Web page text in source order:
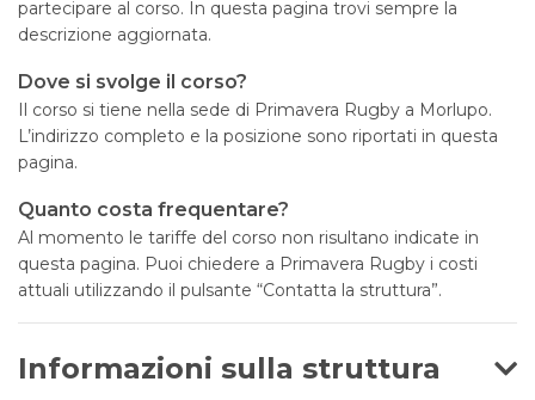
partecipare al corso. In questa pagina trovi sempre la
descrizione aggiornata.
Dove si svolge il corso?
Il corso si tiene nella sede di Primavera Rugby a Morlupo.
L’indirizzo completo e la posizione sono riportati in questa
pagina.
Quanto costa frequentare?
Al momento le tariffe del corso non risultano indicate in
questa pagina. Puoi chiedere a Primavera Rugby i costi
attuali utilizzando il pulsante “Contatta la struttura”.
Informazioni sulla struttura